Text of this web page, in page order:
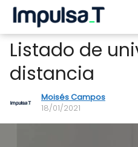
Listado de
distancia
Moisés Campos
18/01/2021